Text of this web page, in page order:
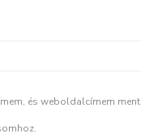
és weboldalcímem